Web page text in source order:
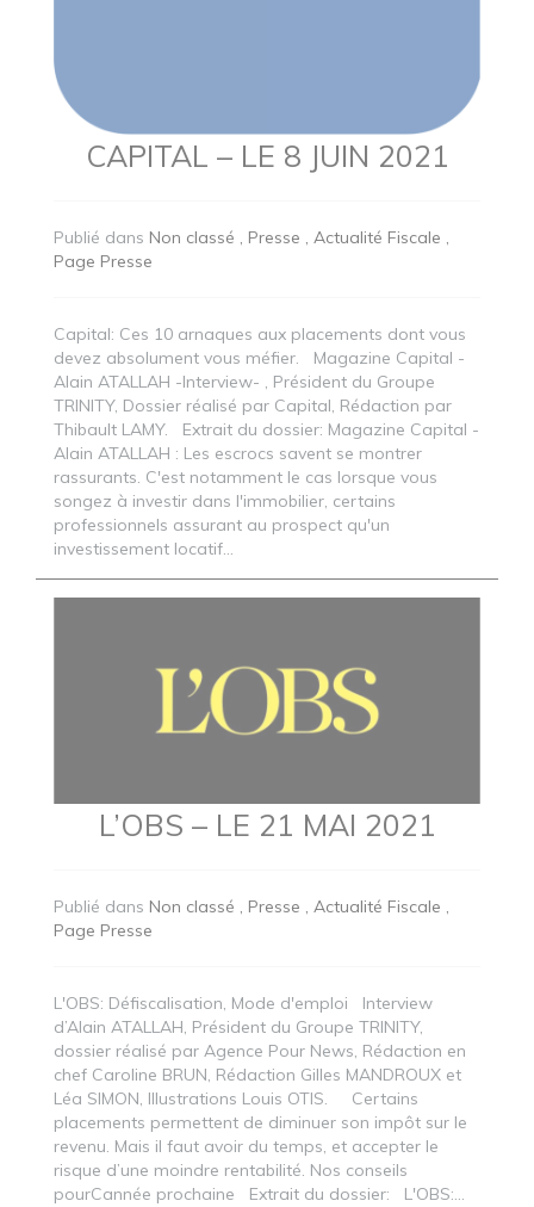
CAPITAL – LE 8 JUIN 2021
Publié dans Non classé Presse
Actualité Fiscale
Page Presse
Capital: Ces 10 arnaques aux placements dont vous
devez absolument vous méfier. Magazine Capital -
Alain ATALLAH -Interview- , Président du Groupe
TRINITY, Dossier réalisé par Capital, Rédaction par
Thibault LAMY. Extrait du dossier: Magazine Capital -
Alain ATALLAH : Les escrocs savent se montrer
rassurants. C'est notamment le cas lorsque vous
songez à investir dans l'immobilier, certains
professionnels assurant au prospect qu'un
investissement locatif...
L’OBS – LE 21 MAI 2021
Publié dans Non classé Presse
Actualité Fiscale
Page Presse
L'OBS: Défiscalisation, Mode d'emploi Interview
d’Alain ATALLAH, Président du Groupe TRINITY,
dossier réalisé par Agence Pour News, Rédaction en
chef Caroline BRUN, Rédaction Gilles MANDROUX et
Léa SIMON, Illustrations Louis OTIS. Certains
placements permettent de diminuer son impôt sur le
revenu. Mais il faut avoir du temps, et accepter le
risque d’une moindre rentabilité. Nos conseils
pourCannée prochaine Extrait du dossier: L'OBS:...